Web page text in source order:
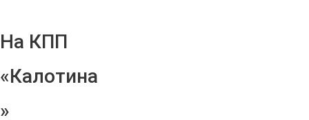
На КПП
«Калотина
»